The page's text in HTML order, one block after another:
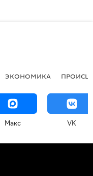
ЭКОНОМИКА
Макс VK